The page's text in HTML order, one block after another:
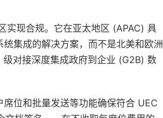
实现合规。它在亚太地区 (APAC) 具
集成的解决方案，而不是北美和欧洲
对接深度集成政府到企业 (G2B) 数
位和批量发送等功能确保符合 UEC